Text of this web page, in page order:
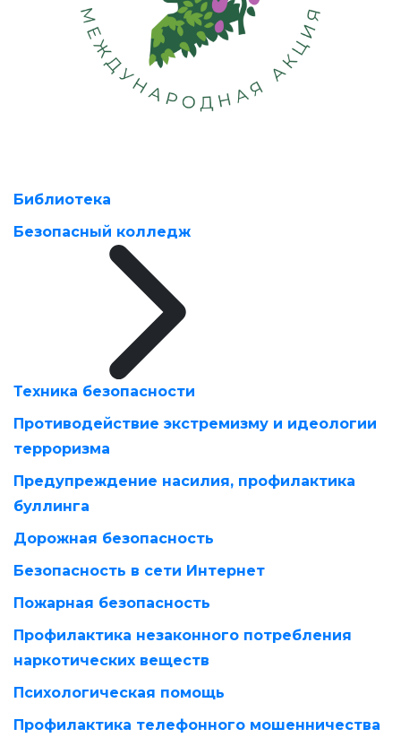
Библиотека
Безопасный колледж
Техника безопасности
Противодействие экстремизму и идеологии
терроризма
Предупреждение насилия, профилактика
буллинга
Дорожная безопасность
Безопасность в сети Интернет
Пожарная безопасность
Профилактика незаконного потребления
наркотических веществ
Психологическая помощь
Профилактика телефонного мошенничества